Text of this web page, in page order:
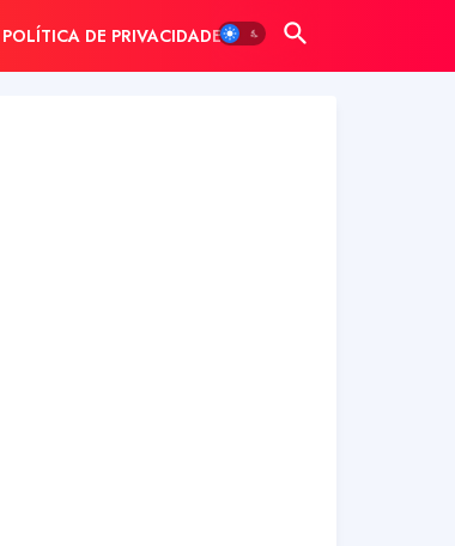
POLÍTICA DE PRIVACIDADE